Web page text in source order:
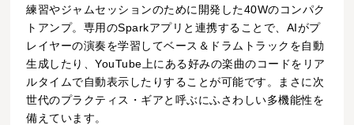
練習やジャムセッションのために開発した40Wのコンパク
トアンプ。専用のSparkアプリと連携することで、AIがプ
レイヤーの演奏を学習してベース＆ドラムトラックを自動
生成したり、YouTube上にある好みの楽曲のコードをリア
ルタイムで自動表示したりすることが可能です。まさに次
世代のプラクティス・ギアと呼ぶにふさわしい多機能性を
備えています。